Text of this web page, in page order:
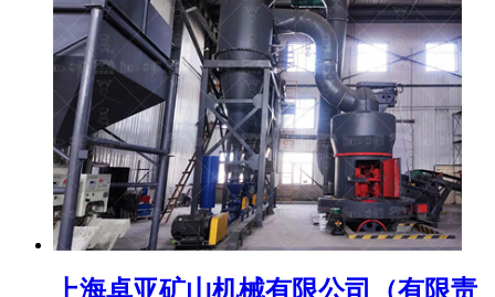
上海卓亚矿山机械有限公司（有限责